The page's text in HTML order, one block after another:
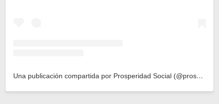
Una publicación compartida por Prosperidad Social (@prosperidadcol)